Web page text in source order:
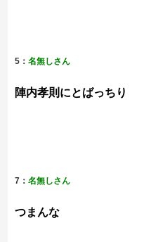
5：名無しさん
陣内孝則にとばっちり
7：名無しさん
つまんな